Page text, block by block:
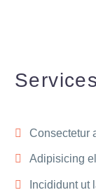
Services
Consectetur
Adipisicing
Incididunt ut